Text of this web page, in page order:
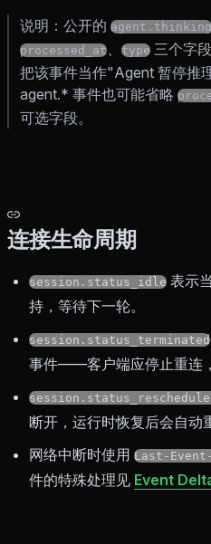
说明：公开的 agent.thinking
processed_at、 type 三个字
把该事件当作"Agent 暂停推
agent.* 事件也可能省略
可选字段。
连接生命周期
session.status_idle 表示
持，等待下一轮。
session.status_terminated
事件——客户端应停止重连
断开，运行时恢复后会自动
网络中断时使用 Last-
件的特殊处理见 Event